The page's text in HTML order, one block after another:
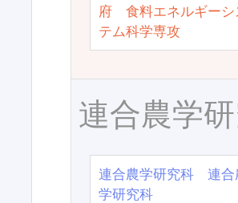
府 食料エネルギーシ
テム科学専攻
連合農学
連合農学研究科 連合
学研究科